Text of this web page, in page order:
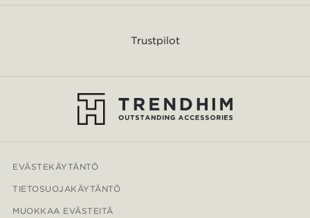
Trustpilot
EVÄSTEKÄYTÄNTÖ
TIETOSUOJAKÄYTÄNTÖ
MUOKKAA EVÄSTEITÄ